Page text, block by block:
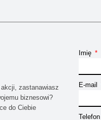
zastanawiasz
biznesowi?
do Ciebie
Imię
E-mail
Telefon